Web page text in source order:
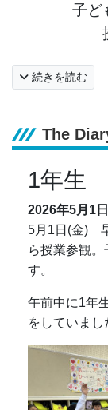
子ど
続きを読む
The
1年生
2026年5月1日
5月1日(金)
ら授業参観
す。
午前中に1年
をしていまし